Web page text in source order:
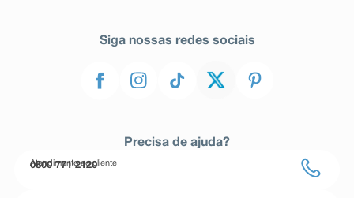
Siga nossas redes sociais
Precisa de ajuda?
Atendimento ao cliente
0800 771 2120